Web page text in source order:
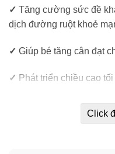
✓ Tăng cường sức đề
dịch đường ruột khoẻ
✓ Giúp bé tăng cân đạt
✓ Phát triển chiều cao
Nâng cao chức năng
nhớ, sức tập trung cho
Click